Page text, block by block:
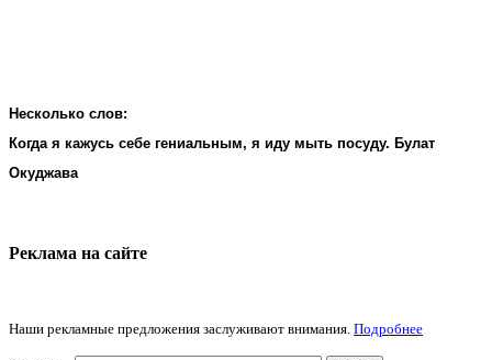
Несколько слов:
Когда я кажусь себе гениальным, я иду мыть посуду. Булат
Окуджава
Реклама на cайте
Наши рекламные предложения заслуживают внимания. Подробнее